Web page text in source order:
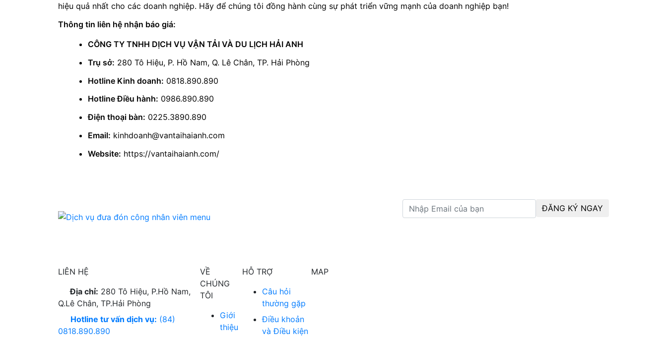
hiệu quả nhất cho các doanh nghiệp. Hãy để chúng tôi đồng hành cùng sự phát triển vững mạnh của doanh nghiệp bạn!
Thông tin liên hệ nhận báo giá:
CÔNG TY TNHH DỊCH VỤ VẬN TẢI VÀ DU LỊCH HẢI ANH
Trụ sở: 280 Tô Hiệu, P. Hồ Nam, Q. Lê Chân, TP. Hải Phòng
Hotline Kinh doanh: 0818.890.890
Hotline Điều hành: 0986.890.890
Điện thoại bàn: 0225.3890.890
Email: kinhdoanh@vantaihaianh.com
Website: https://vantaihaianh.com/
ĐĂNG KÝ NGAY
LIÊN HỆ
Địa chỉ: 280 Tô Hiệu, P.Hồ Nam,
Q.Lê Chân, TP.Hải Phòng
Hotline tư vấn dịch vụ: (84)
0818.890.890
VỀ
CHÚNG
TÔI
Giới
thiệu
HỖ TRỢ
Câu hỏi
thường gặp
Điều khoản
và Điều kiện
MAP